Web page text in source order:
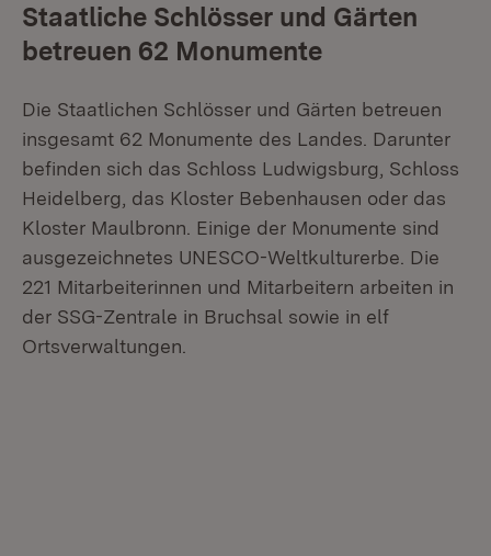
Staatliche Schlösser und Gärten
betreuen 62 Monumente
Die Staatlichen Schlösser und Gärten betreuen
insgesamt 62 Monumente des Landes. Darunter
befinden sich das Schloss Ludwigsburg, Schloss
Heidelberg, das Kloster Bebenhausen oder das
Kloster Maulbronn. Einige der Monumente sind
ausgezeichnetes UNESCO-Weltkulturerbe. Die
221 Mitarbeiterinnen und Mitarbeitern arbeiten in
der SSG-Zentrale in Bruchsal sowie in elf
Ortsverwaltungen.